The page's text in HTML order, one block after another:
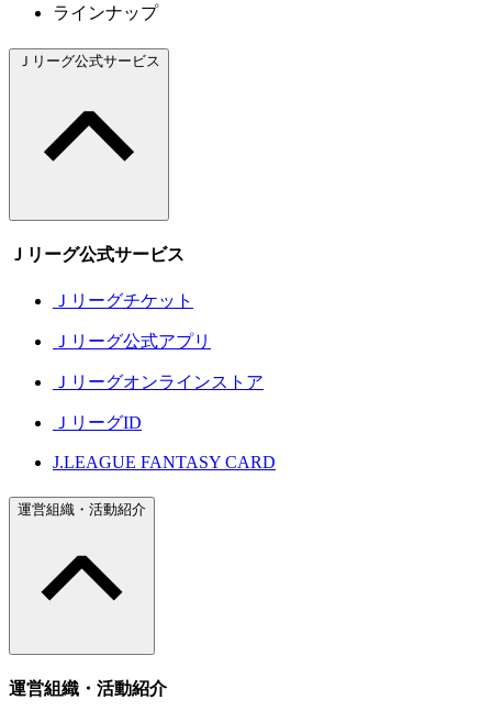
ラインナップ
Ｊリーグ公式サービス
Ｊリーグ公式サービス
Ｊリーグチケット
Ｊリーグ公式アプリ
Ｊリーグオンラインストア
ＪリーグID
J.LEAGUE FANTASY CARD
運営組織・活動紹介
運営組織・活動紹介